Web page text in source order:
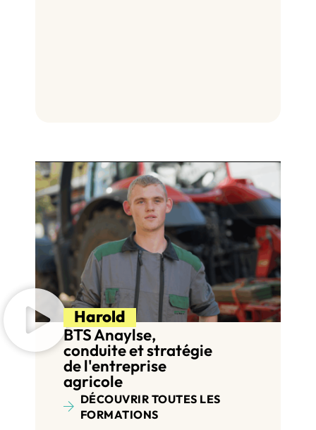
Harold
BTS Anaylse,
conduite et stratégie
de l'entreprise
agricole
DÉCOUVRIR TOUTES LES
FORMATIONS